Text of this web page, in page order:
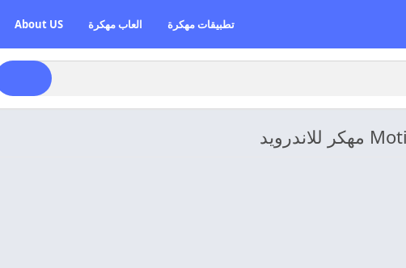
تطبيقات مهكرة العاب مهكرة About US